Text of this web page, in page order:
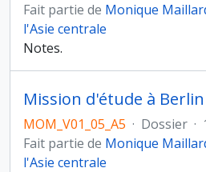
Fait partie de Monique
l'Asie centrale
Notes.
Mission d'étude à Berlin
MOM_V01_05_A5 · Dossier ·
Fait partie de Monique
l'Asie centrale